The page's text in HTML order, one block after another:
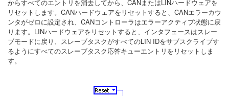
からすべてのエントリを消去してから、CANまたはLINハードウェアを
リセットします。CANハードウェアをリセットすると、CANエラーカウ
ンタがゼロに設定され、CANコントローラはエラーアクティブ状態に戻
ります。LINハードウェアをリセットすると、インタフェースはスレー
ブモードに戻り、スレーブタスクがすべてのLIN IDをサブスクライブす
るようにすべてのスレーブタスク応答キューエントリをリセットしま
す。